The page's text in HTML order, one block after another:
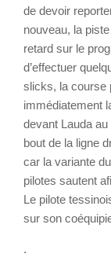
de devoir
nouveau, la
retard sur le
d’effectuer
slicks, la course
immédiatement
devant Lauda
bout de la ligne
car la variante
pilotes sautent
Le pilote
sur son
.